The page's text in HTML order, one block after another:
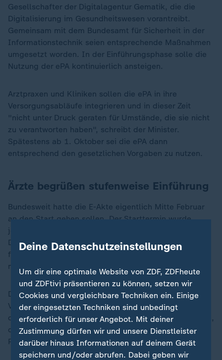
Gesellschafter der Digitalagentur Gematik, die die
Digitalisierung im Gesundheitswesen vorantreibt.
Gemeinsam mit dem Bundesamt für Sicherheit in der
Informationstechnik seien entsprechende Maßnahmen
umgesetzt worden. In der Einführungsphase solle die
Nutzung der ePA kontinuierlich ansteigen.
Arztpraxen und Kliniken sollen die ePA in ihre
Versorgungsabläufe integrieren und in dieser Zeit
"nicht unter Druck geraten für Umstände, die sie nicht
zu verantworten haben", schreibt der Minister.
Spätestens ab 1. Oktober sei die ePA dann
entsprechend den gesetzlichen Vorgaben zu nutzen.
Ärzte begrüßen stufenweise Einführung
Bundesweit hatte die E-Akte eigentlich Mitte Februar
an den Start gehen sollen. Der Starttermin wurde
jedoch aufgrund technischer Probleme verschoben.
Die Nutzung für Patientinnen und Patienten ist
freiwillig, ein Widerspruch über die Kassen jederzeit
möglich.
Die Kassenärztliche Bundesvereinigung sowie der
Verband der Hausärztinnen und Hausärzte begrüßten
die stufenweise Einführung. "Die ePA hat das Potenzial,
die Versorgung zu verbessern und Abläufe in den
Praxen einfacher zu machen.
Deine Datenschutzeinstellungen
Um dir eine optimale Website von ZDF, ZDFheute
und ZDFtivi präsentieren zu können, setzen wir
Cookies und vergleichbare Techniken ein. Einige
der eingesetzten Techniken sind unbedingt
erforderlich für unser Angebot. Mit deiner
Zustimmung dürfen wir und unsere Dienstleister
darüber hinaus Informationen auf deinem Gerät
speichern und/oder abrufen. Dabei geben wir